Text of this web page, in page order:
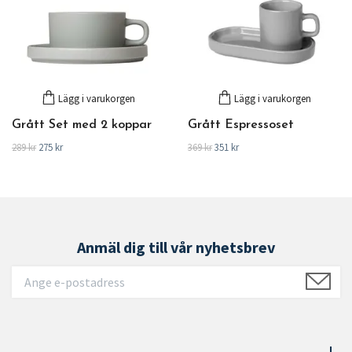
Lägg i varukorgen
Grått Set med 2 koppar
289 kr 275 kr
Lägg i varukorgen
Grått Espressoset
369 kr351 kr
Anmäl dig till vår nyhetsbrev